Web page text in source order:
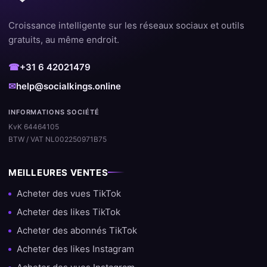
Nous nous distinguons des autres fournisseurs par notre focus
sur la qualité et la satisfaction client. Avec des milliers de
commandes réussies et un grand pourcentage de clients
✔️ Aucun mot de passe requis
✔️ Assistance en cas de questions
✔️ Compatible avec toutes les grandes plateformes
Expérience et expertise dans la
croissance sur les réseaux sociaux
Croissance intelligente sur les réseaux sociaux et outils
gratuits, au même endroit.
☎+31 6 42021479
✉help@socialkings.online
INFORMATIONS SOCIÉTÉ
KvK 64464105
BTW / VAT NL002250971B75
MEILLEURES VENTES
Acheter des vues TikTok
Acheter des likes TikTok
Acheter des abonnés TikTok
Acheter des likes Instagram